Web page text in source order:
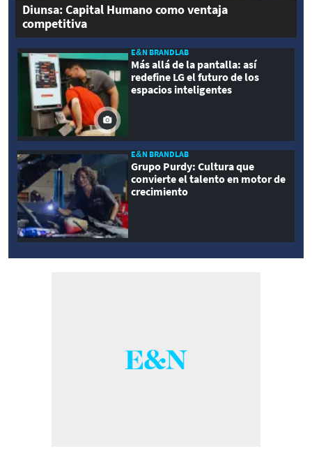
Diunsa: Capital Humano como ventaja
competitiva
E&N BRANDLAB
Más allá de la pantalla: así
redefine LG el futuro de los
espacios inteligentes
E&N BRANDLAB
Grupo Purdy: Cultura que
convierte el talento en motor de
crecimiento